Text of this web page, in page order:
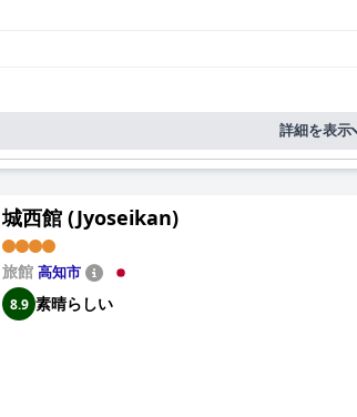
詳細を表示
城西館 (Jyoseikan)
旅館 高知市
8.9 素晴らしい